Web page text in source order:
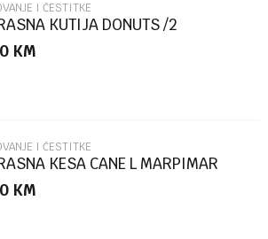
I ČESTITKE
KUTIJA DONUTS /2
KM
I ČESTITKE
KESA CANE L MARPIMAR
KM